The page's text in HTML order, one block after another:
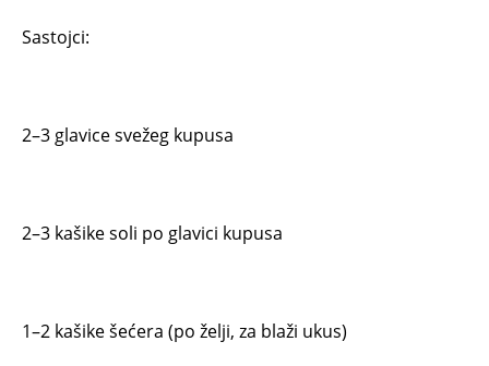
Sastojci:
2–3 glavice svežeg kupusa
2–3 kašike soli po glavici kupusa
1–2 kašike šećera (po želji, za blaži ukus)